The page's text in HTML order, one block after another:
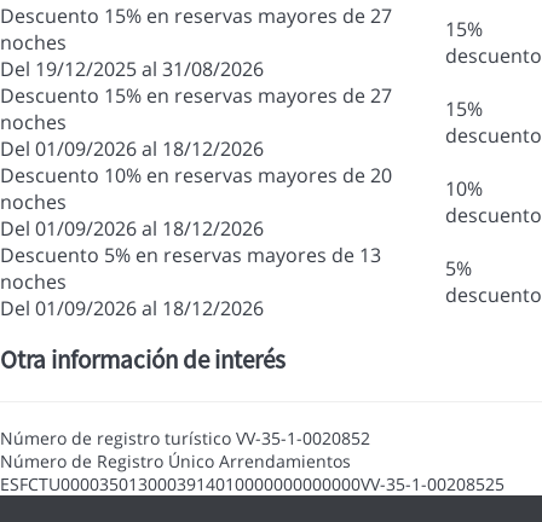
Descuento 15% en reservas mayores de 27
noches
Del 19/12/2025 al 31/08/2026
15%
descuento
Descuento 15% en reservas mayores de 27
noches
Del 01/09/2026 al 18/12/2026
15%
descuento
Descuento 10% en reservas mayores de 20
noches
Del 01/09/2026 al 18/12/2026
10%
descuento
Descuento 5% en reservas mayores de 13
noches
Del 01/09/2026 al 18/12/2026
5%
descuento
Otra información de interés
Número de registro turístico VV-35-1-0020852
Número de Registro Único Arrendamientos
ESFCTU0000350130003914010000000000000VV-35-1-00208525